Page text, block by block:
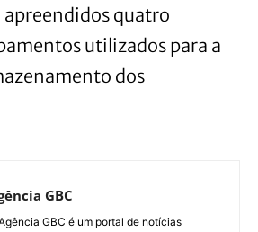
quatro
utilizados para a
dos
GBC
GBC é um portal de notícias